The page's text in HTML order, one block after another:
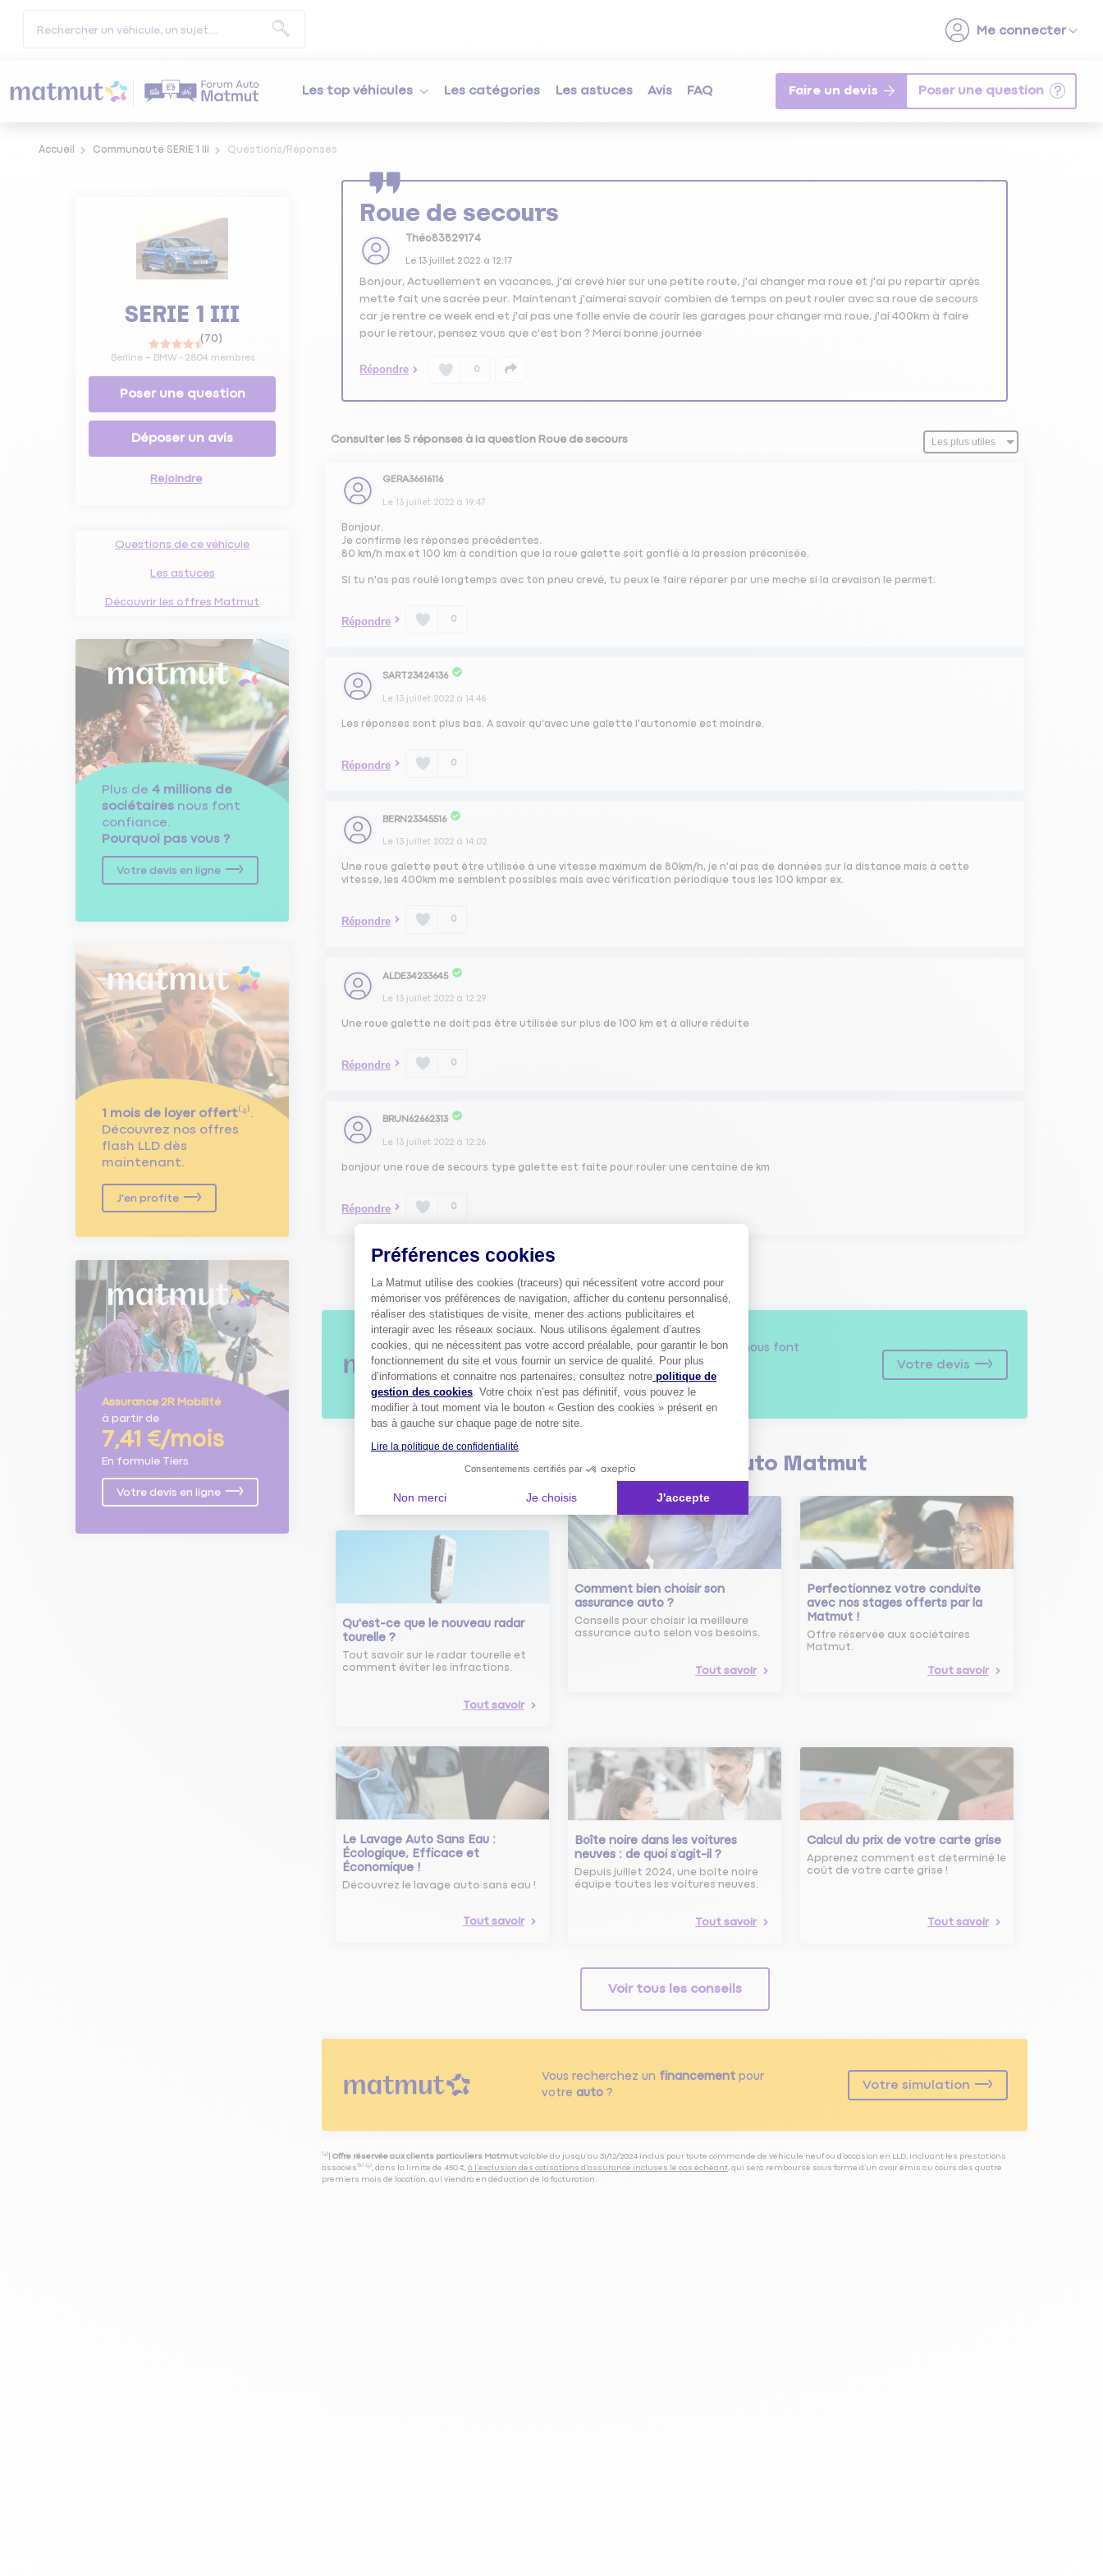
Les top véhicules Les catégories Les astuces Avis FAQ Faire un devis
Accueil Communauté SERIE 1 III Questions/Réponses
SERIE 1 III
(70)
Berline BMW - 2804 membres
Poser une question
Déposer un avis
Rejoindre
Questions de ce véhicule
Les astuces
Découvrir les offres Matmut
Plus de 4 millions de
sociétaires nous font
confiance.
Pourquoi pas vous ?
Votre devis en ligne
1 mois de loyer offert⁽⁴⁾.
Découvrez nos offres
flash LLD dès
maintenant.
J'en profite
Assurance 2R Mobilité
à partir de
7,41 €/mois
En formule Tiers
Votre devis en ligne
Roue de secours
Théo83829174
Le 13 juillet 2022 à 12:17
Bonjour, Actuellement en vacances, j'ai crevé hier sur une petite route, j'ai changer ma roue et j'ai pu repartir après
mette fait une sacrée peur. Maintenant j'aimerai savoir combien de temps on peut rouler avec sa roue de secours
car je rentre ce week end et j'ai pas une folle envie de courir les garages pour changer ma roue, j'ai 400km à faire
pour le retour, pensez vous que c'est bon ? Merci bonne journée
Répondre 0
Consulter les 5 réponses à la question Roue de secours
GERA36616116
Le 13 juillet 2022 à 19:47
Bonjour.
Je confirme les réponses précédentes.
80 km/h max et 100 km à condition que la roue galette soit gonflé à la pression préconisée.
Si tu n'as pas roulé longtemps avec ton pneu crevé, tu peux le faire réparer par une meche si la crevaison le permet.
Répondre 0
SART23424136
Le 13 juillet 2022 à 14:46
Les réponses sont plus bas. A savoir qu'avec une galette l'autonomie est moindre.
Répondre 0
BERN23345516
Le 13 juillet 2022 à 14:02
Une roue galette peut être utilisée à une vitesse maximum de 80km/h, je n'ai pas de données sur la distance mais à cette
vitesse, les 400km me semblent possibles mais avec vérification périodique tous les 100 kmpar ex.
Répondre 0
ALDE34233645
Le 13 juillet 2022 à 12:29
Une roue galette ne doit pas être utilisée sur plus de 100 km et à allure réduite
Répondre 0
BRUN62662313
Le 13 juillet 2022 à 12:26
bonjour une roue de secours type galette est faite pour rouler une centaine de km
Répondre 0
Plus de4 millions de sociétaires
nous font
confiance.
Pourquoi pas vous ?
Votre devis
Découvrez les Auto Matmut
Qu'est-ce que le nouveau radar
tourelle ?
Tout savoir sur le radar tourelle et
comment éviter les infractions.
Tout savoir
Comment bien choisir son
assurance auto ?
Conseils pour choisir la meilleure
assurance auto selon vos besoins.
Tout savoir
Perfectionnez votre conduite
avec nos stages offerts par la
Matmut !
Offre réservée aux sociétaires
Matmut.
Tout savoir
Le Lavage Auto Sans Eau :
Écologique, Efficace et
Économique !
Découvrez le lavage auto sans eau !
Tout savoir
Boîte noire dans les voitures
neuves : de quoi s’agit-il ?
Depuis juillet 2024, une boîte noire
équipe toutes les voitures neuves.
Tout savoir
Calcul du prix de votre carte grise
Apprenez comment est determiné le
coût de votre carte grise !
Tout savoir
Voir tous les conseils
Vous recherchez un financementpour
votre auto?
Votre simulation
⁽⁴⁾| Offre réservée aux clients particuliers Matmut valable du jusqu’au 31/12/2024 inclus pour toute commande de véhicule neuf ou d’occasion en LLD, incluant les prestations
associés⁽³⁾ ⁽⁵⁾, dans la limite de 450 €, à l’exclusion des cotisations d’assurance incluses le cas échéant, qui sera remboursé sous forme d’un avoir émis au cours des quatre
premiers mois de location, qui viendra en déduction de la facturation.
Préférences cookies
La Matmut utilise des cookies (traceurs) qui nécessitent votre accord pour
mémoriser vos préférences de navigation, afficher du contenu personnalisé,
réaliser des statistiques de visite, mener des actions publicitaires et
interagir avec les réseaux sociaux. Nous utilisons également d’autres
cookies, qui ne nécessitent pas votre accord préalable, pour garantir le bon
fonctionnement du site et vous fournir un service de qualité. Pour plus
d’informations et connaitre nos partenaires, consultez notre politique de
gestion des cookies . Votre choix n’est pas définitif, vous pouvez le
modifier à tout moment via le bouton « Gestion des cookies » présent en
bas à gauche sur chaque page de notre site.
Lire la politique de confidentialité
Consentements certifiés par
Non merci Je choisis J'accepte
Axeptio consent